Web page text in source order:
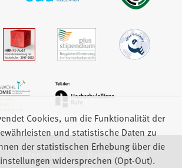
Datenschutz
Barrierefreiheit
Cookies, um die Funktionalität der
und statistische Daten zu
der statistischen Erhebung über die
widersprechen (Opt-Out).